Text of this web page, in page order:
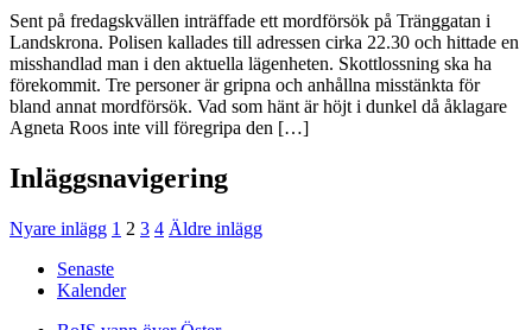
Sent på fredagskvällen inträffade ett mordförsök på Tränggatan i
Landskrona. Polisen kallades till adressen cirka 22.30 och hittade en
misshandlad man i den aktuella lägenheten. Skottlossning ska ha
förekommit. Tre personer är gripna och anhållna misstänkta för
bland annat mordförsök. Vad som hänt är höjt i dunkel då åklagare
Agneta Roos inte vill föregripa den […]
Inläggsnavigering
Nyare inlägg 1 2 3 4 Äldre inlägg
Senaste
Kalender